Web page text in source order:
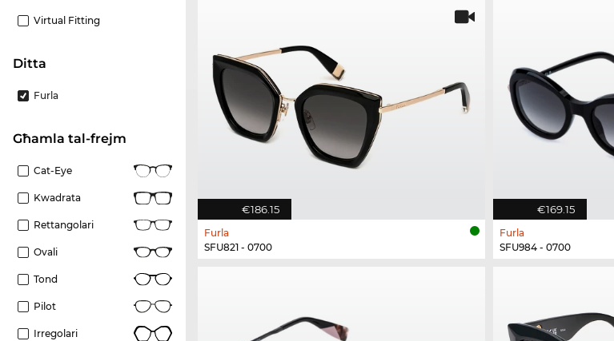
Virtual Fitting
Ditta
Furla
Għamla tal-frejm
Cat-Eye
Kwadrata
Rettangolari
Ovali
Tond
Pilot
Irregolari
€186.15
Furla
SFU821 - 0700
€169.15
Furla
SFU984 - 0700